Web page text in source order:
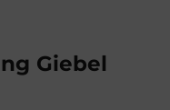
Giebel